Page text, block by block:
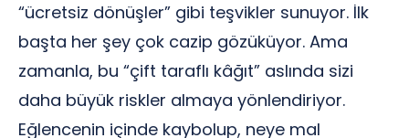
“ücretsiz dönüşler” gibi teşvikler sunuyor. İlk
başta her şey çok cazip gözüküyor. Ama
zamanla, bu “çift taraflı kâğıt” aslında sizi
daha büyük riskler almaya yönlendiriyor.
Eğlencenin içinde kaybolup, neye mal